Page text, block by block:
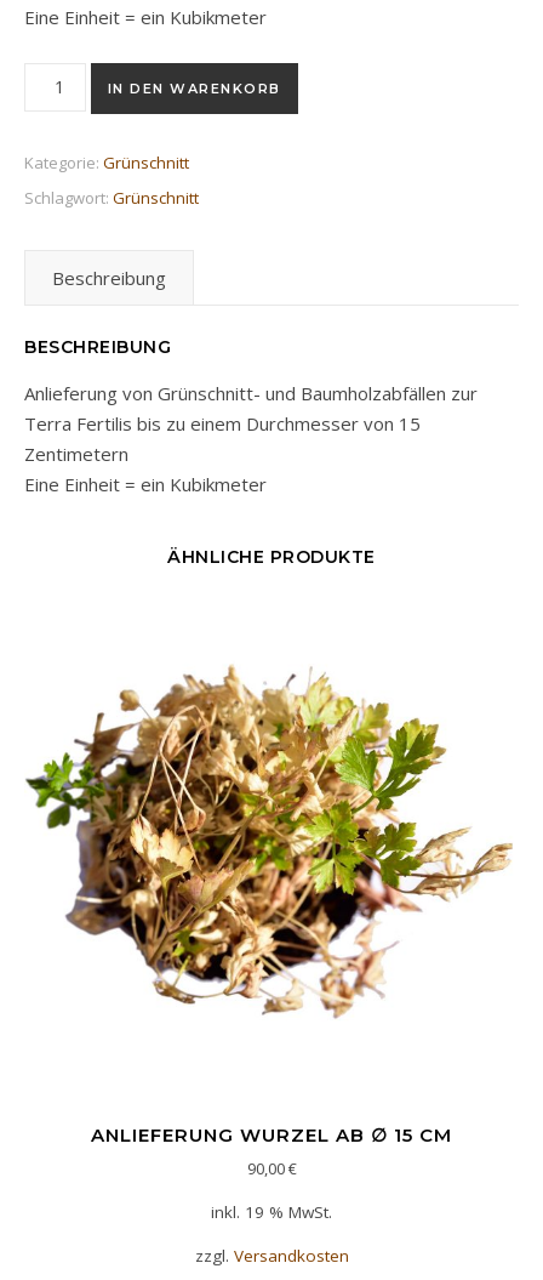
Eine Einheit = ein Kubikmeter
Anlieferung Grünschnitt bis ∅ 15 cm Menge
IN DEN WARENKORB
Kategorie: Grünschnitt
Schlagwort: Grünschnitt
Beschreibung
BESCHREIBUNG
Anlieferung von Grünschnitt- und Baumholzabfällen zur
Terra Fertilis bis zu einem Durchmesser von 15
Zentimetern
Eine Einheit = ein Kubikmeter
ÄHNLICHE PRODUKTE
ANLIEFERUNG WURZEL AB ∅ 15 CM
90,00€
inkl. 19 % MwSt.
zzgl. Versandkosten